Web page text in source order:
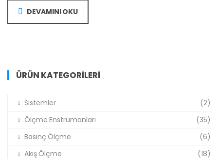
DEVAMINI OKU
ÜRÜN KATEGORILERI
Sistemler
(2)
Ölçme Enstrümanları
(35)
Basınç Ölçme
(6)
Akış Ölçme
(18)